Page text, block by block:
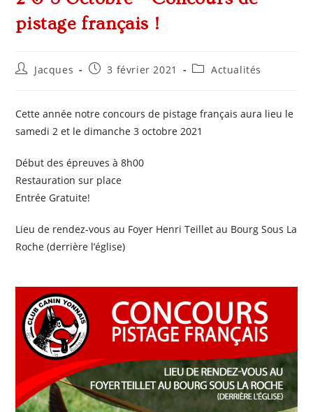
pistage français !
Auteur/autrice
publication :
Jacques
Publication
3 février 2021
PostActualités
Cette année notre concours de pistage français aura lieu le
samedi 2 et le dimanche 3 octobre 2021
Début des épreuves à 8h00
Restauration sur place
Entrée Gratuite!
Lieu de rendez-vous au Foyer Henri Teillet au Bourg Sous La
Roche (derrière l’église)